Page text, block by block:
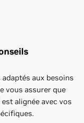
aux besoins
vous assurer que
alignée avec vos